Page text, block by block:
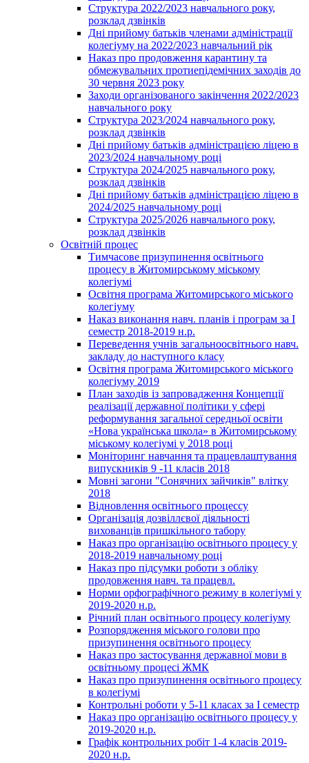
Структура 2022/2023 навчального року,
розклад дзвінків
Дні прийому батьків членами адміністрації
колегіуму на 2022/2023 навчальний рік
Наказ про продовження карантину та
обмежувальних протиепідемічних заходів до
30 червня 2023 року
Заходи організованого закінчення 2022/2023
навчального року
Структура 2023/2024 навчального року,
розклад дзвінків
Дні прийому батьків адміністрацією ліцею в
2023/2024 навчальному році
Структура 2024/2025 навчального року,
розклад дзвінків
Дні прийому батьків адміністрацією ліцею в
2024/2025 навчальному році
Структура 2025/2026 навчального року,
розклад дзвінків
Освітній процес
Тимчасове призупинення освітнього
процесу в Житомирському міському
колегіумі
Освітня програма Житомирського міського
колегіуму
Наказ виконання навч. планів і програм за І
семестр 2018-2019 н.р.
Переведення учнів загальноосвітнього навч.
закладу до наступного класу
Освітня програма Житомирського міського
колегіуму 2019
План заходів із запровадження Концепції
реалізації державної політики у сфері
реформування загальної середньої освіти
«Нова українська школа» в Житомирському
міському колегіумі у 2018 році
Моніторинг навчання та працевлаштування
випускників 9 -11 класів 2018
Мовні загони "Сонячних зайчиків" влітку
2018
Відновлення освітнього процессу
Організація дозвіллєвої діяльності
вихованців пришкільного табору
Наказ про організацію освітнього процесу у
2018-2019 навчальному році
Наказ про підсумки роботи з обліку
продовження навч. та працевл.
Норми орфографічного режиму в колегіумі у
2019-2020 н.р.
Річний план освітнього процесу колегіуму
Розпорядження міського голови про
призупинення освітнього процесу
Наказ про застосування державної мови в
освітньому процесі ЖМК
Наказ про призупинення освітнього процесу
в колегіумі
Контрольні роботи у 5-11 класах за І семестр
Наказ про організацію освітнього процесу у
2019-2020 н.р.
Графік контрольних робіт 1-4 класів 2019-
2020 н.р.